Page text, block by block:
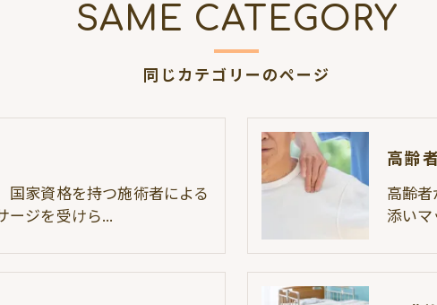
同じカテゴリーのページ
SAME CATEGORY
国家資格を持つ施術者による
ージを受けら…
高齢
高齢
添い